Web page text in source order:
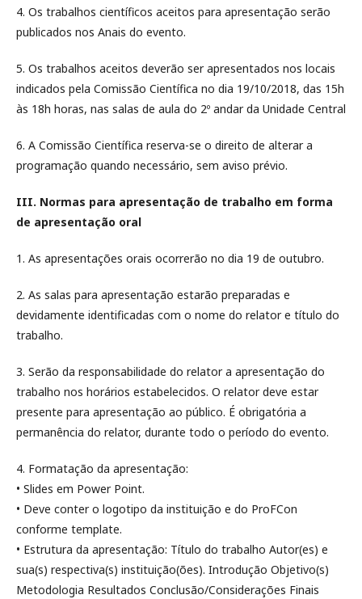
4. Os trabalhos científicos aceitos para apresentação serão
publicados nos Anais do evento.
5. Os trabalhos aceitos deverão ser apresentados nos locais
indicados pela Comissão Científica no dia 19/10/2018, das 15h
às 18h horas, nas salas de aula do 2º andar da Unidade Central
6. A Comissão Científica reserva-se o direito de alterar a
programação quando necessário, sem aviso prévio.
III. Normas para apresentação de trabalho em forma
de apresentação oral
1. As apresentações orais ocorrerão no dia 19 de outubro.
2. As salas para apresentação estarão preparadas e
devidamente identificadas com o nome do relator e título do
trabalho.
3. Serão da responsabilidade do relator a apresentação do
trabalho nos horários estabelecidos. O relator deve estar
presente para apresentação ao público. É obrigatória a
permanência do relator, durante todo o período do evento.
4. Formatação da apresentação:
• Slides em Power Point.
• Deve conter o logotipo da instituição e do ProFCon
conforme template.
• Estrutura da apresentação: Título do trabalho Autor(es) e
sua(s) respectiva(s) instituição(ões). Introdução Objetivo(s)
Metodologia Resultados Conclusão/Considerações Finais